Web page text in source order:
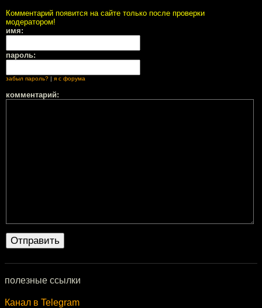
Комментарий появится на сайте только после проверки
модератором!
имя:
пароль:
забыл пароль? | я с форума
комментарий:
полезные ссылки
Канал в Telegram